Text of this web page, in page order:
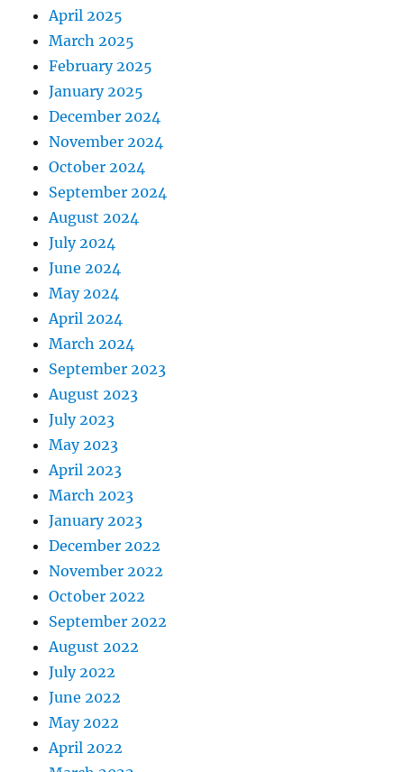
April 2025
March 2025
February 2025
January 2025
December 2024
November 2024
October 2024
September 2024
August 2024
July 2024
June 2024
May 2024
April 2024
March 2024
September 2023
August 2023
July 2023
May 2023
April 2023
March 2023
January 2023
December 2022
November 2022
October 2022
September 2022
August 2022
July 2022
June 2022
May 2022
April 2022